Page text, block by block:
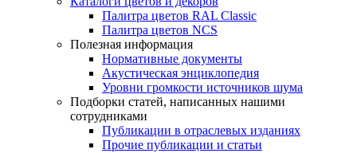
Палитра цветов RAL Сlassic
Палитра цветов NCS
Полезная информация
Нормативные документы
Акустическая энциклопедия
Уровни громкости источников шума
Подборки статей, написанных нашими
сотрудниками
Публикации в отраслевых изданиях
Прочие публикации и статьи